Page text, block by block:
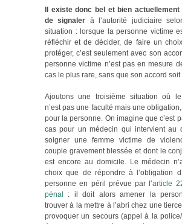
Il existe donc bel et bien
de signaler à l’autorité judiciaire
situation : lorsque la personne victime
réfléchir et de décider, de faire un
protéger, c’est seulement avec son
personne victime n’est pas en mesure
cas le plus rare, sans que son accord
Ajoutons une troisième situation où
n’est pas une faculté mais une
pour la personne. On imagine que c’est
cas pour un médecin qui intervient au
soigner une femme victime de
couple gravement blessée et dont le
est encore au domicile. Le médecin
choix que de répondre à l’obligation
personne en péril prévue par l’article
pénal
: il doit alors amener la
trouver à la mettre à l’abri chez une
provoquer un secours (appel à la